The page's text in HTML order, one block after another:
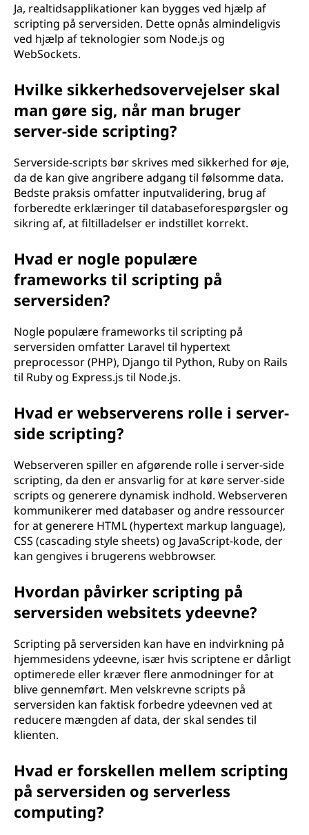
Ja, realtidsapplikationer kan bygges ved hjælp af
scripting på serversiden. Dette opnås almindeligvis
ved hjælp af teknologier som Node.js og
WebSockets.
Hvilke sikkerhedsovervejelser skal
man gøre sig, når man bruger
server-side scripting?
Serverside-scripts bør skrives med sikkerhed for øje,
da de kan give angribere adgang til følsomme data.
Bedste praksis omfatter inputvalidering, brug af
forberedte erklæringer til databaseforespørgsler og
sikring af, at filtilladelser er indstillet korrekt.
Hvad er nogle populære
frameworks til scripting på
serversiden?
Nogle populære frameworks til scripting på
serversiden omfatter Laravel til hypertext
preprocessor (PHP), Django til Python, Ruby on Rails
til Ruby og Express.js til Node.js.
Hvad er webserverens rolle i server-
side scripting?
Webserveren spiller en afgørende rolle i server-side
scripting, da den er ansvarlig for at køre server-side
scripts og generere dynamisk indhold. Webserveren
kommunikerer med databaser og andre ressourcer
for at generere HTML (hypertext markup language),
CSS (cascading style sheets) og JavaScript-kode, der
kan gengives i brugerens webbrowser.
Hvordan påvirker scripting på
serversiden websitets ydeevne?
Scripting på serversiden kan have en indvirkning på
hjemmesidens ydeevne, især hvis scriptene er dårligt
optimerede eller kræver flere anmodninger for at
blive gennemført. Men velskrevne scripts på
serversiden kan faktisk forbedre ydeevnen ved at
reducere mængden af data, der skal sendes til
klienten.
Hvad er forskellen mellem scripting
på serversiden og serverless
computing?